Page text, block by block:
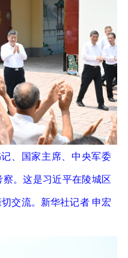
、国家主席、中央军委
。这是习近平在陵城区
交流。新华社记者 申宏